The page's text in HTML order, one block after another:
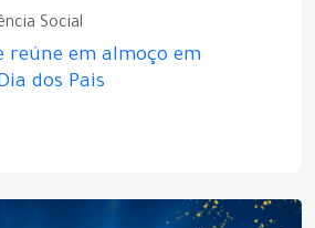
Social
reúne em almoço em
dos Pais